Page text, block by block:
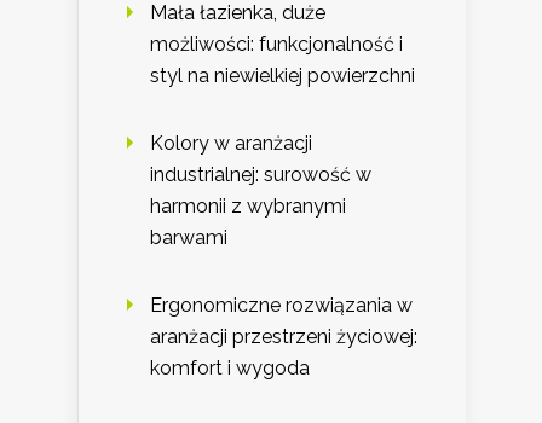
Mała łazienka, duże
możliwości: funkcjonalność i
styl na niewielkiej powierzchni
Kolory w aranżacji
industrialnej: surowość w
harmonii z wybranymi
barwami
Ergonomiczne rozwiązania w
aranżacji przestrzeni życiowej:
komfort i wygoda